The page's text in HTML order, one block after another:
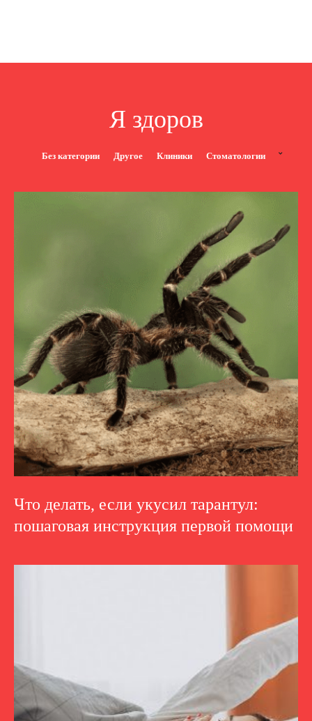
Я здоров
Без категории Другое Клиники Стоматологии
Что делать, если укусил тарантул:
пошаговая инструкция первой помощи